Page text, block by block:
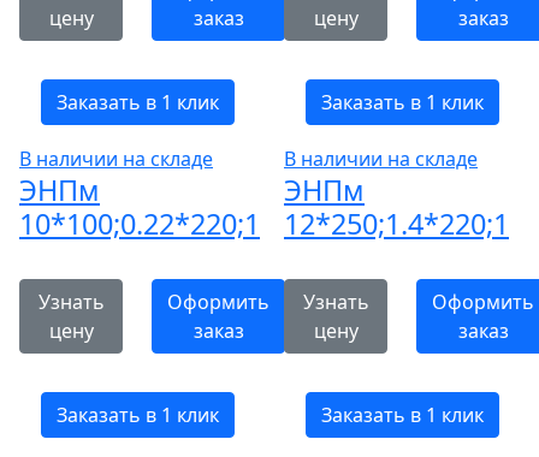
цену
заказ
Заказать в 1 клик
цену
заказ
Заказать в 1 клик
В наличии на складе
ЭНПм
10*100;0.22*220;1
Узнать
цену
Оформить
заказ
Заказать в 1 клик
В наличии на складе
ЭНПм
12*250;1.4*220;1
Узнать
цену
Оформить
заказ
Заказать в 1 клик